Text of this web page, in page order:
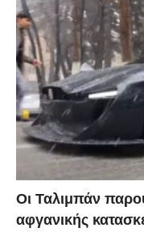
Οι Ταλιμπάν
αφγανικής